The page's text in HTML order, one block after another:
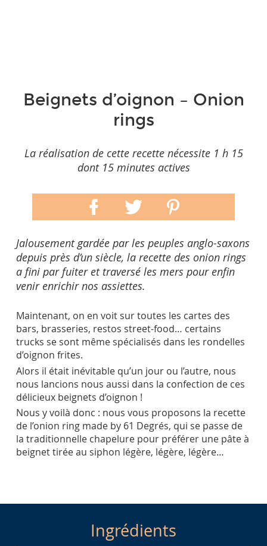
Beignets d’oignon – Onion
rings
La réalisation de cette recette nécessite 1 h 15
dont 15 minutes actives
Jalousement gardée par les peuples anglo-saxons
depuis près d’un siècle, la recette des onion rings
a fini par fuiter et traversé les mers pour enfin
venir enrichir nos assiettes.
Maintenant, on en voit sur toutes les cartes des
bars, brasseries, restos street-food… certains
trucks se sont même spécialisés dans les rondelles
d’oignon frites.
Alors il était inévitable qu’un jour ou l’autre, nous
nous lancions nous aussi dans la confection de ces
délicieux beignets d’oignon !
Nous y voilà donc : nous vous proposons la recette
de l’onion ring made by 61 Degrés, qui se passe de
la traditionnelle chapelure pour préférer une pâte à
beignet tirée au siphon légère, légère, légère…
Ingrédients